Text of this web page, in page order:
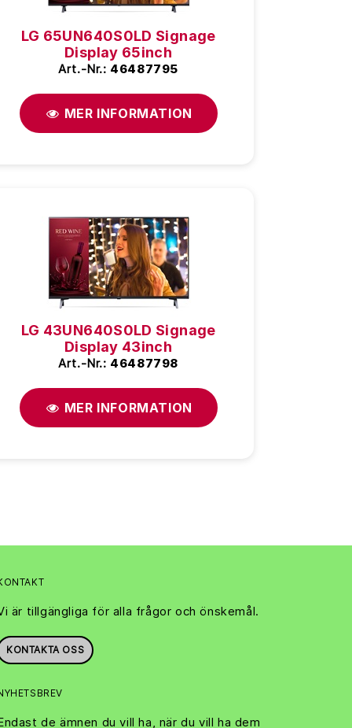
LG 65UN640S0LD Signage
Display 65inch
Art.-Nr.: 46487795
MER INFORMATION
LG 43UN640S0LD Signage
Display 43inch
Art.-Nr.: 46487798
MER INFORMATION
är tillgängliga för alla frågor och önskemål.
KONTAKTA OSS
de ämnen du vill ha, när du vill ha dem